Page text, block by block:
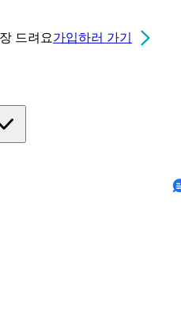
드려요가입하러 가기